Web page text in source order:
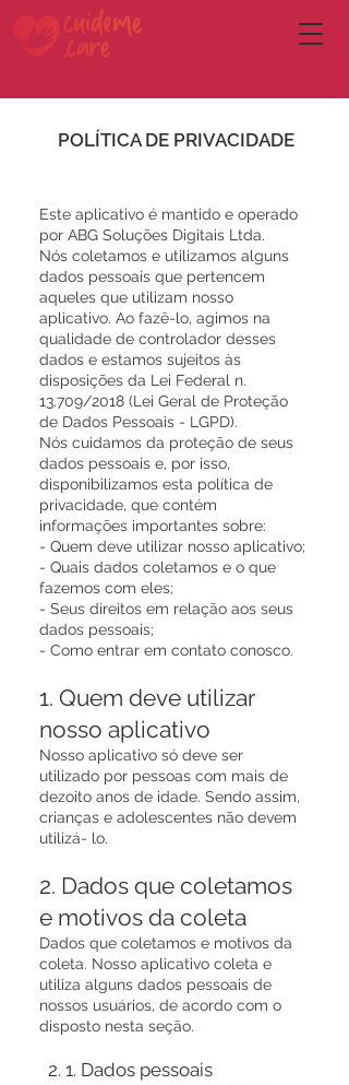
POLÍTICA DE PRIVACIDADE
Este aplicativo é mantido e operado
por ABG Soluções Digitais Ltda.
Nós coletamos e utilizamos alguns
dados pessoais que pertencem
aqueles que utilizam nosso
aplicativo. Ao fazê-lo, agimos na
qualidade de controlador desses
dados e estamos sujeitos às
disposições da Lei Federal n.
13.709/2018 (Lei Geral de Proteção
de Dados Pessoais - LGPD).
Nós cuidamos da proteção de seus
dados pessoais e, por isso,
disponibilizamos esta política de
privacidade, que contém
informações importantes sobre:
- Quem deve utilizar nosso aplicativo;
- Quais dados coletamos e o que
fazemos com eles;
- Seus direitos em relação aos seus
dados pessoais;
- Como entrar em contato conosco.
1. Quem deve utilizar
nosso aplicativo
Nosso aplicativo só deve ser
utilizado por pessoas com mais de
dezoito anos de idade. Sendo assim,
crianças e adolescentes não devem
utilizá- lo.
2. Dados que coletamos
e motivos da coleta
Dados que coletamos e motivos da
coleta. Nosso aplicativo coleta e
utiliza alguns dados pessoais de
nossos usuários, de acordo com o
disposto nesta seção.
2. 1. Dados pessoais